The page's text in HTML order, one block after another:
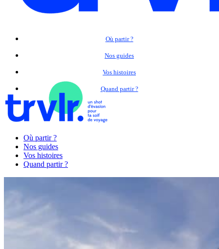
Où partir ?
Nos guides
Vos histoires
Quand partir ?
Où partir ?
Nos guides
Vos histoires
Quand partir ?